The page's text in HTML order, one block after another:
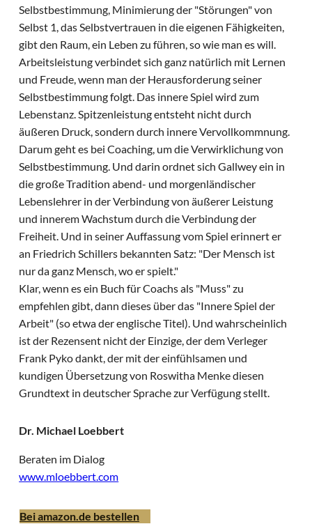
Selbstbestimmung, Minimierung der "Störungen" von
Selbst 1, das Selbstvertrauen in die eigenen Fähigkeiten,
gibt den Raum, ein Leben zu führen, so wie man es will.
Arbeitsleistung verbindet sich ganz natürlich mit Lernen
und Freude, wenn man der Herausforderung seiner
Selbstbestimmung folgt. Das innere Spiel wird zum
Lebenstanz. Spitzenleistung entsteht nicht durch
äußeren Druck, sondern durch innere Vervollkommnung.
Darum geht es bei Coaching, um die Verwirklichung von
Selbstbestimmung. Und darin ordnet sich Gallwey ein in
die große Tradition abend- und morgenländischer
Lebenslehrer in der Verbindung von äußerer Leistung
und innerem Wachstum durch die Verbindung der
Freiheit. Und in seiner Auffassung vom Spiel erinnert er
an Friedrich Schillers bekannten Satz: "Der Mensch ist
nur da ganz Mensch, wo er spielt."
Klar, wenn es ein Buch für Coachs als "Muss" zu
empfehlen gibt, dann dieses über das "Innere Spiel der
Arbeit" (so etwa der englische Titel). Und wahrscheinlich
ist der Rezensent nicht der Einzige, der dem Verleger
Frank Pyko dankt, der mit der einfühlsamen und
kundigen Übersetzung von Roswitha Menke diesen
Grundtext in deutscher Sprache zur Verfügung stellt.
Dr. Michael Loebbert
Beraten im Dialog
www.mloebbert.com
Bei amazon.de bestellen